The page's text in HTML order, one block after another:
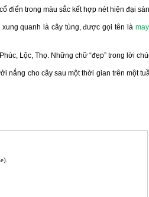
điển trong màu sắc kết hợp nét hiện đại
quanh là cây tùng, được gọi tên là
Lộc, Thọ. Những chữ “đẹp” trong lời
nắng cho cây sau một thời gian trên một